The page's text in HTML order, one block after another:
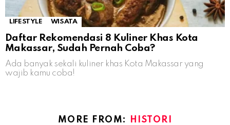
LIFESTYLE WISATA
Daftar Rekomendasi 8 Kuliner Khas Kota
Makassar, Sudah Pernah Coba?
Ada banyak sekali kuliner khas Kota Makassar yang
wajib kamu coba!
MORE FROM: HISTORI